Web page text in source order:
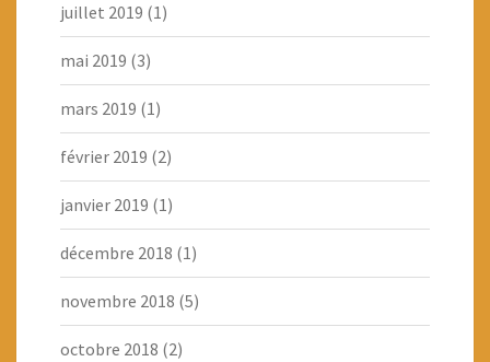
juillet 2019 (1)
mai 2019 (3)
mars 2019 (1)
février 2019 (2)
janvier 2019 (1)
décembre 2018 (1)
novembre 2018 (5)
octobre 2018 (2)